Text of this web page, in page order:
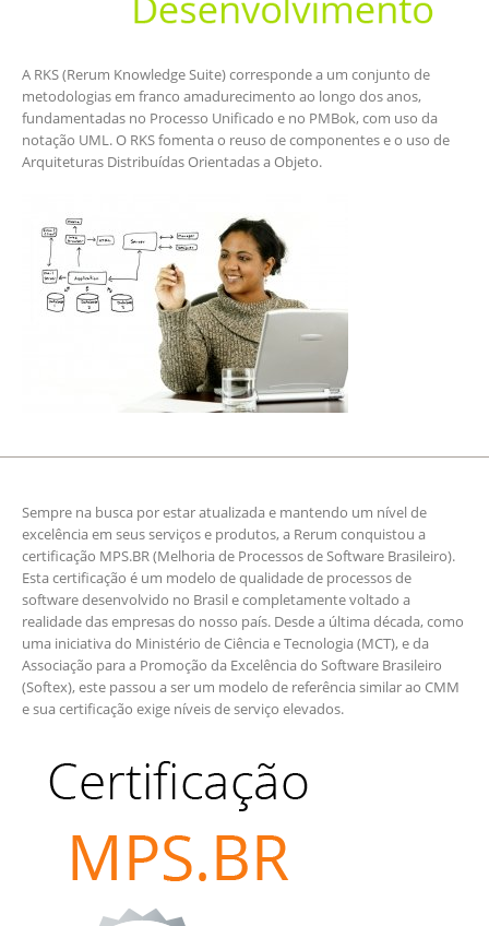
A RKS (Rerum Knowledge Suite) corresponde a um conjunto de
metodologias em franco amadurecimento ao longo dos anos,
fundamentadas no Processo Unificado e no PMBok, com uso da
notação UML. O RKS fomenta o reuso de componentes e o uso de
Arquiteturas Distribuídas Orientadas a Objeto.
Sempre na busca por estar atualizada e mantendo um nível de
excelência em seus serviços e produtos, a Rerum conquistou a
certificação MPS.BR (Melhoria de Processos de Software Brasileiro).
Esta certificação é um modelo de qualidade de processos de
software desenvolvido no Brasil e completamente voltado a
realidade das empresas do nosso país. Desde a última década, como
uma iniciativa do Ministério de Ciência e Tecnologia (MCT), e da
Associação para a Promoção da Excelência do Software Brasileiro
(Softex), este passou a ser um modelo de referência similar ao CMM
e sua certificação exige níveis de serviço elevados.